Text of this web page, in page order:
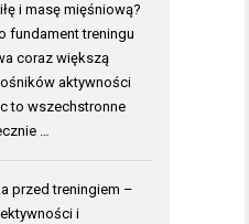
i masę mięśniową?
fundament treningu
coraz większą
aktywności
to wszechstronne
…
przed treningiem –
i